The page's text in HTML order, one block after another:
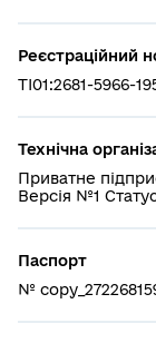
Реєстраційний
TI01:2681-5966-
Технічна
Приватне
Версія №1
Паспорт
№